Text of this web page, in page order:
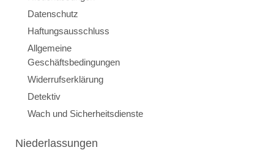
Datenschutz
Haftungsausschluss
Allgemeine
Geschäftsbedingungen
Widerrufserklärung
Detektiv
Wach und Sicherheitsdienste
Niederlassungen